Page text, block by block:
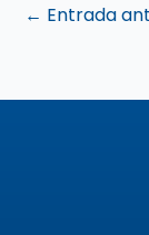
← Entrada